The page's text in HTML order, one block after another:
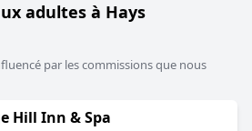
adultes à Hays
par les commissions que nous
Hill Inn & Spa